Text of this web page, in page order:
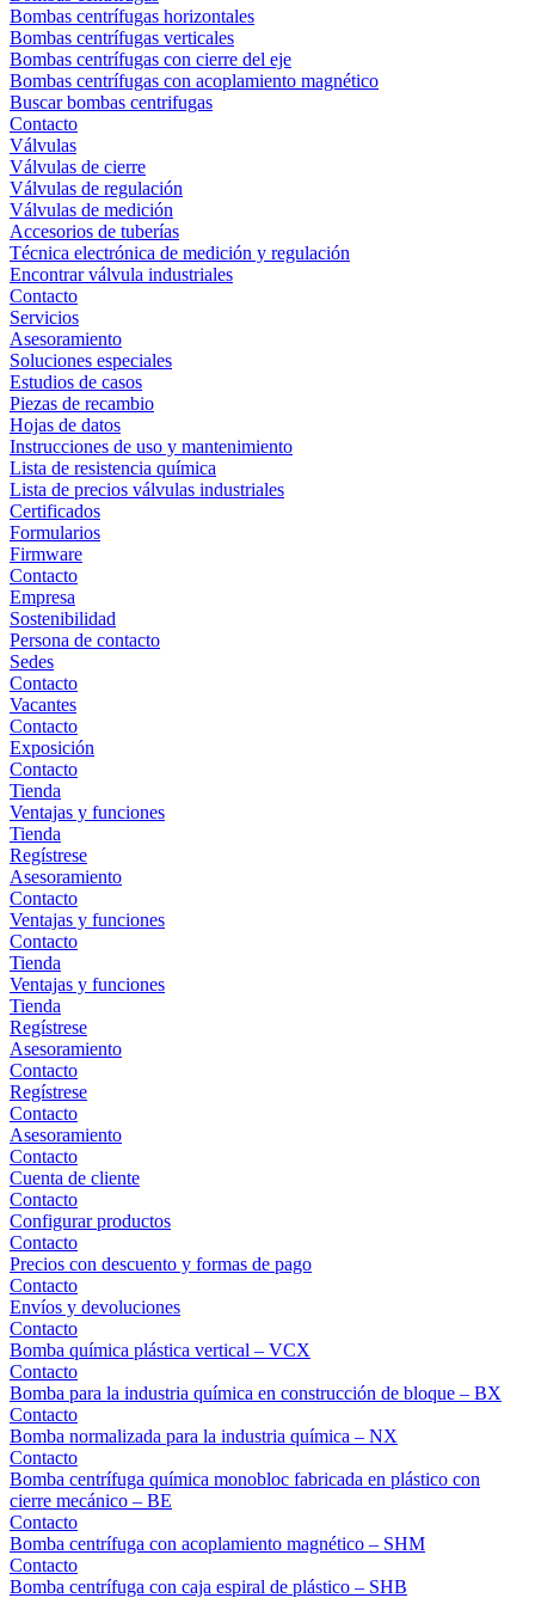
Bombas centrífugas horizontales
Bombas centrífugas verticales
Bombas centrífugas con cierre del eje
Bombas centrífugas con acoplamiento magnético
Buscar bombas centrifugas
Contacto
Válvulas
Válvulas de cierre
Válvulas de regulación
Válvulas de medición
Accesorios de tuberías
Técnica electrónica de medición y regulación
Encontrar válvula industriales
Contacto
Servicios
Asesoramiento
Soluciones especiales
Estudios de casos
Piezas de recambio
Hojas de datos
Instrucciones de uso y mantenimiento
Lista de resistencia química
Lista de precios válvulas industriales
Certificados
Formularios
Firmware
Contacto
Empresa
Sostenibilidad
Persona de contacto
Sedes
Contacto
Vacantes
Contacto
Exposición
Contacto
Tienda
Ventajas y funciones
Tienda
Regístrese
Asesoramiento
Contacto
Ventajas y funciones
Contacto
Tienda
Ventajas y funciones
Tienda
Regístrese
Asesoramiento
Contacto
Regístrese
Contacto
Asesoramiento
Contacto
Cuenta de cliente
Contacto
Configurar productos
Contacto
Precios con descuento y formas de pago
Contacto
Envíos y devoluciones
Contacto
Bomba química plástica vertical – VCX
Contacto
Bomba para la industria química en construcción de bloque – BX
Contacto
Bomba normalizada para la industria química – NX
Contacto
Bomba centrífuga química monobloc fabricada en plástico con
cierre mecánico – BE
Contacto
Bomba centrífuga con acoplamiento magnético – SHM
Contacto
Bomba centrífuga con caja espiral de plástico – SHB